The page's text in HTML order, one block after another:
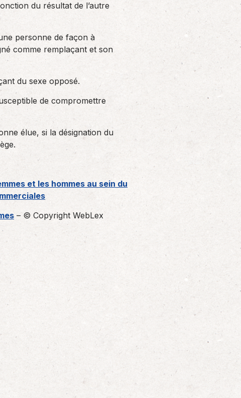
du résultat de l’autre
personne de façon à
comme remplaçant et son
du sexe opposé.
de compromettre
élue, si la désignation du
et les hommes au sein du
– © Copyright WebLex